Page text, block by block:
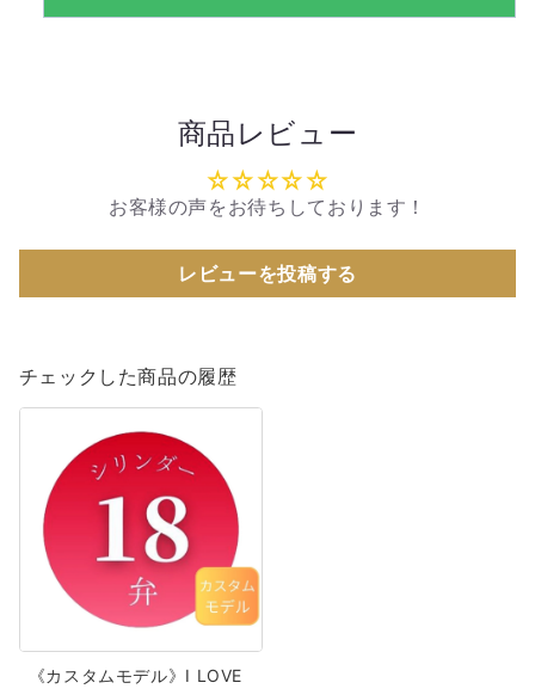
商品レビュー
お客様の声をお待ちしております！
レビューを投稿する
チェックした商品の履歴
I
LOVE
《カスタムモデル》I LOVE